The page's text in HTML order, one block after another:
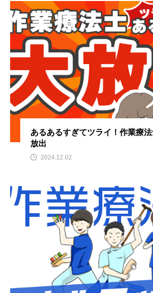
あるあるすぎてツライ！作業療
放出
2024.12.02